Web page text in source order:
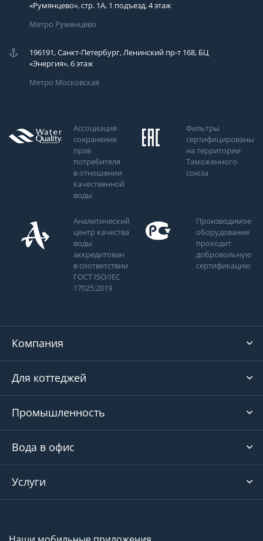
«Румянцево», стр. 1А, 1 подъезд, 4 этаж
Метро Румянцево
196191, Санкт-Петербург, Ленинский пр-т 168, БЦ
«Энергия», 6 этаж
Метро Московская
Ассоциация
сохранения
прав
потребителя
в отношении
качественной
воды
Фильтры
сертифицированы
на территории
Таможенного
союза
Аналитический
центр качества
воды
аккредитован
в соответствии
ГОСТ ISO/IEC
17025:2019
Производимое
оборудование
проходит
добровольную
сертификацию
Компания
Для коттеджей
Промышленность
Вода в офис
Услуги